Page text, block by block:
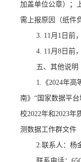
加盖单位公章）；
需上报原因（纸件
3. 11月1日前
4. 11月8日前
五、其他说明
1.《2024年高
南》“国家数据平
校2022年和2023年
测数据工作群文件
2.联系人：杨